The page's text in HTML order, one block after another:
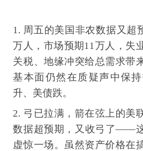
1. 周五的美国非农数据又超
万人，市场预期11万人，失
关税、地缘冲突给总需求带
基本面仍然在质疑声中保
升、美债跌。
2. 弓已拉满，箭在弦上的美
数据超预期，又收弓了——
虚惊一场。虽然资产价格在